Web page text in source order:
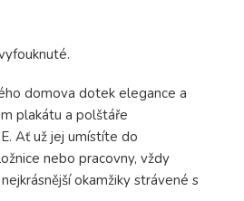
domova dotek elegance a
plakátu a polštáře
Ať už jej umístíte do
nebo pracovny, vždy
okamžiky strávené s